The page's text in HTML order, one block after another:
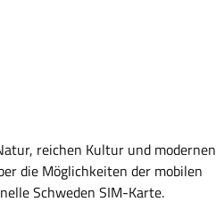
reichen Kultur und modernen
die Möglichkeiten der mobilen
Schweden SIM-Karte.